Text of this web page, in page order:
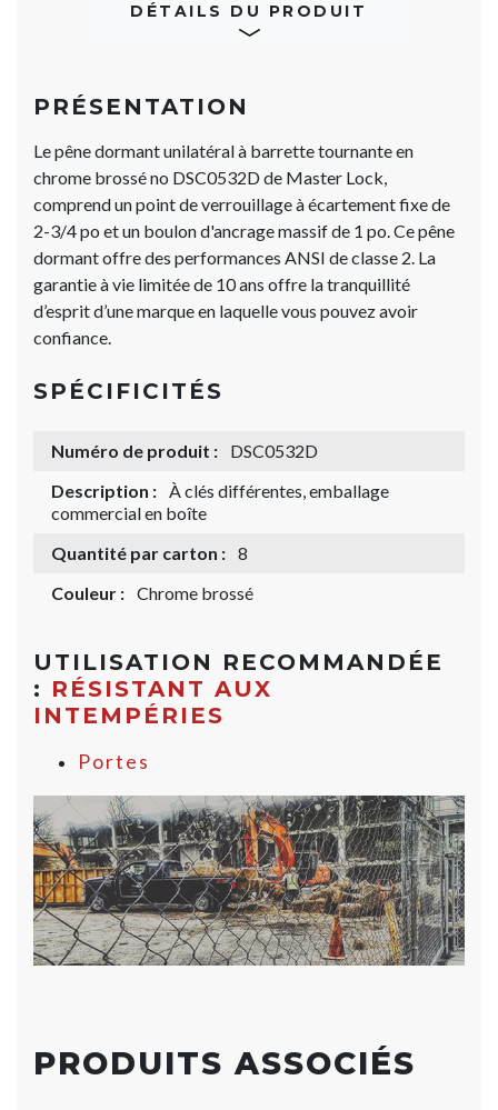
DÉTAILS DU PRODUIT
PRÉSENTATION
Le pêne dormant unilatéral à barrette tournante en
chrome brossé no DSC0532D de Master Lock,
comprend un point de verrouillage à écartement fixe de
2-3/4 po et un boulon d'ancrage massif de 1 po. Ce pêne
dormant offre des performances ANSI de classe 2. La
garantie à vie limitée de 10 ans offre la tranquillité
d’esprit d’une marque en laquelle vous pouvez avoir
confiance.
SPÉCIFICITÉS
Numéro de produit :
DSC0532D
Description : À clés différentes, emballage
commercial en boîte
Quantité par carton : 8
Couleur : Chrome brossé
UTILISATION RECOMMANDÉE
: RÉSISTANT AUX
INTEMPÉRIES
Portes
PRODUITS ASSOCIÉS